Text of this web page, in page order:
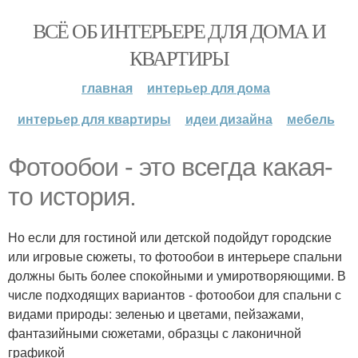
ВСЁ ОБ ИНТЕРЬЕРЕ ДЛЯ ДОМА И
КВАРТИРЫ
главная
интерьер для дома
интерьер для квартиры
идеи дизайна мебель
Фотообои - это всегда какая-
то история.
Но если для гостиной или детской подойдут городские
или игровые сюжеты, то фотообои в интерьере спальни
должны быть более спокойными и умиротворяющими. В
числе подходящих вариантов - фотообои для спальни с
видами природы: зеленью и цветами, пейзажами,
фантазийными сюжетами, образцы с лаконичной
графикой